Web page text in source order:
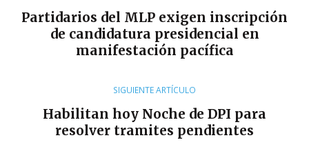
Partidarios del MLP exigen inscripción
de candidatura presidencial en
manifestación pacífica
SIGUIENTE ARTÍCULO
Habilitan hoy Noche de DPI para
resolver tramites pendientes